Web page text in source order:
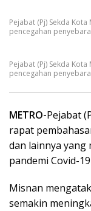
Pejabat (Pj) Sekda
pencegahan
Pejabat (Pj) Sekda
pencegahan
METRO-Pejabat
rapat
dan lainnya yang
pandemi Covid-
Misnan
semakin